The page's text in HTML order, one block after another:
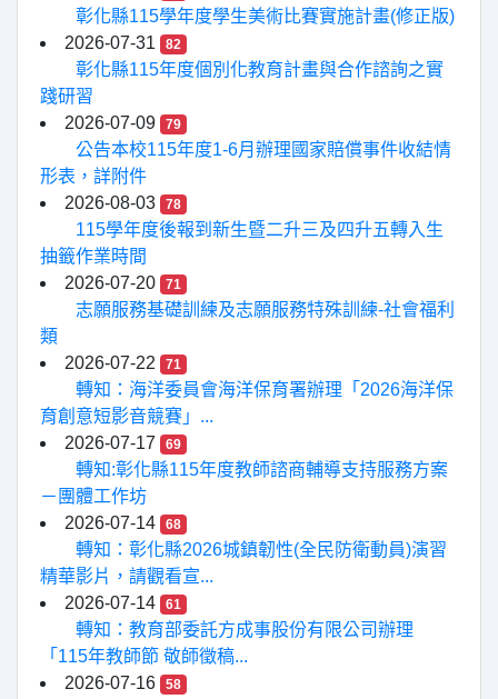
彰化縣115學年度學生美術比賽實施計畫(修正版)
2026-07-31
82
彰化縣115年度個別化教育計畫與合作諮詢之實
踐研習
2026-07-09
79
公告本校115年度1-6月辦理國家賠償事件收結情
形表，詳附件
2026-08-03
78
115學年度後報到新生暨二升三及四升五轉入生
抽籤作業時間
2026-07-20
71
志願服務基礎訓練及志願服務特殊訓練-社會福利
類
2026-07-22
71
轉知：海洋委員會海洋保育署辦理「2026海洋保
育創意短影音競賽」...
2026-07-17
69
轉知:彰化縣115年度教師諮商輔導支持服務方案
－團體工作坊
2026-07-14
68
轉知：彰化縣2026城鎮韌性(全民防衛動員)演習
精華影片，請觀看宣...
2026-07-14
61
轉知：教育部委託方成事股份有限公司辦理
「115年教師節 敬師徵稿...
2026-07-16
58